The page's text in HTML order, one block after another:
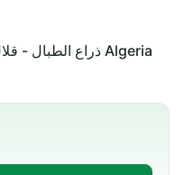
ذراع الطبال - قلال 19050 قلال Algeria